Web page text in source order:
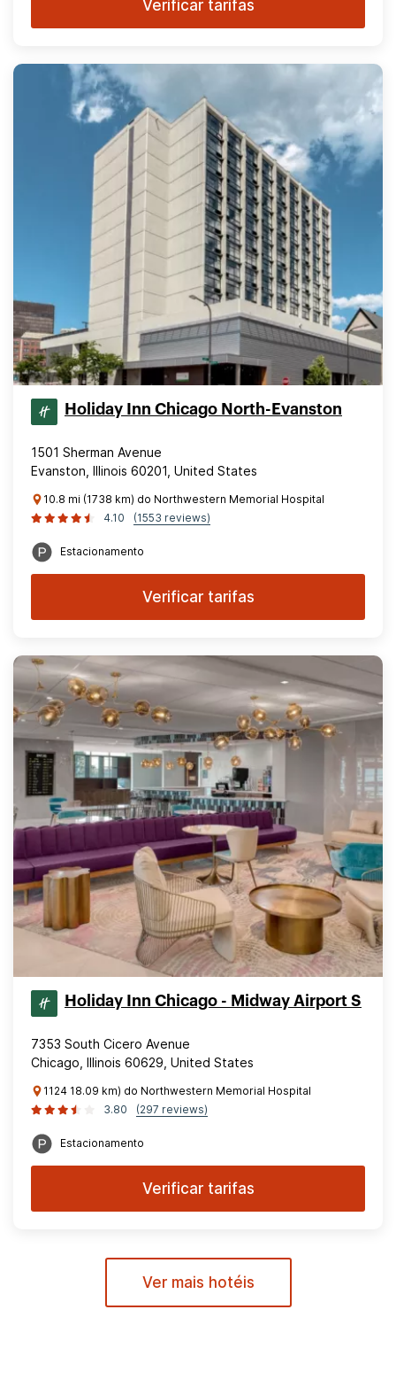
Verificar tarifas
Holiday Inn Chicago North-Evanston
1501 Sherman Avenue
Evanston, Illinois 60201, United States
10.8 mi (1738 km) do Northwestern Memorial Hospital
4.10
(1553 reviews)
Estacionamento
Verificar tarifas
Holiday Inn Chicago - Midway Airport S
7353 South Cicero Avenue
Chicago, Illinois 60629, United States
1124 18.09 km) do Northwestern Memorial Hospital
3.80
(297 reviews)
Estacionamento
Verificar tarifas
Ver mais hotéis